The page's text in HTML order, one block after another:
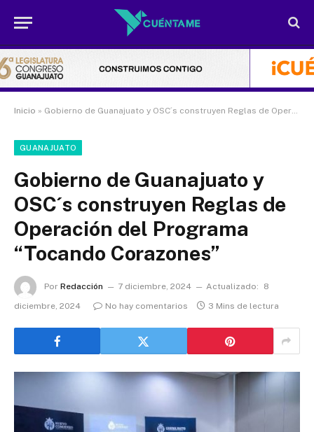
Inicio » Gobierno de Guanajuato y OSC´s construyen Reglas de Operación del Programa “Tocando Corazones”
GUANAJUATO
Gobierno de Guanajuato y
OSC´s construyen Reglas de
Operación del Programa
“Tocando Corazones”
Por Redacción 7 diciembre, 2024 Actualizado:
8
diciembre, 2024
No hay comentarios 3 Mins de lectura